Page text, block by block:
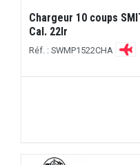
Chargeur 10 coups
Cal. 22lr
Réf. : SWMP1522CHA